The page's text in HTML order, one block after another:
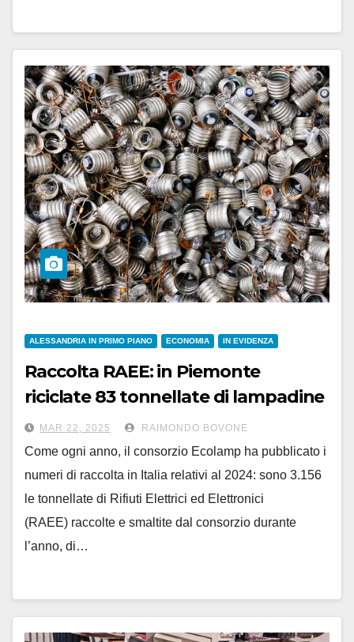
ALESSANDRIA IN PRIMO PIANO ECONOMIA IN EVIDENZA
Raccolta RAEE: in Piemonte
riciclate 83 tonnellate di lampadine
nel 2024
MAR 22, 2025 RAIMONDO BOVONE
Come ogni anno, il consorzio Ecolamp ha pubblicato i
numeri di raccolta in Italia relativi al 2024: sono 3.156
le tonnellate di Rifiuti Elettrici ed Elettronici
(RAEE) raccolte e smaltite dal consorzio durante
l’anno, di…